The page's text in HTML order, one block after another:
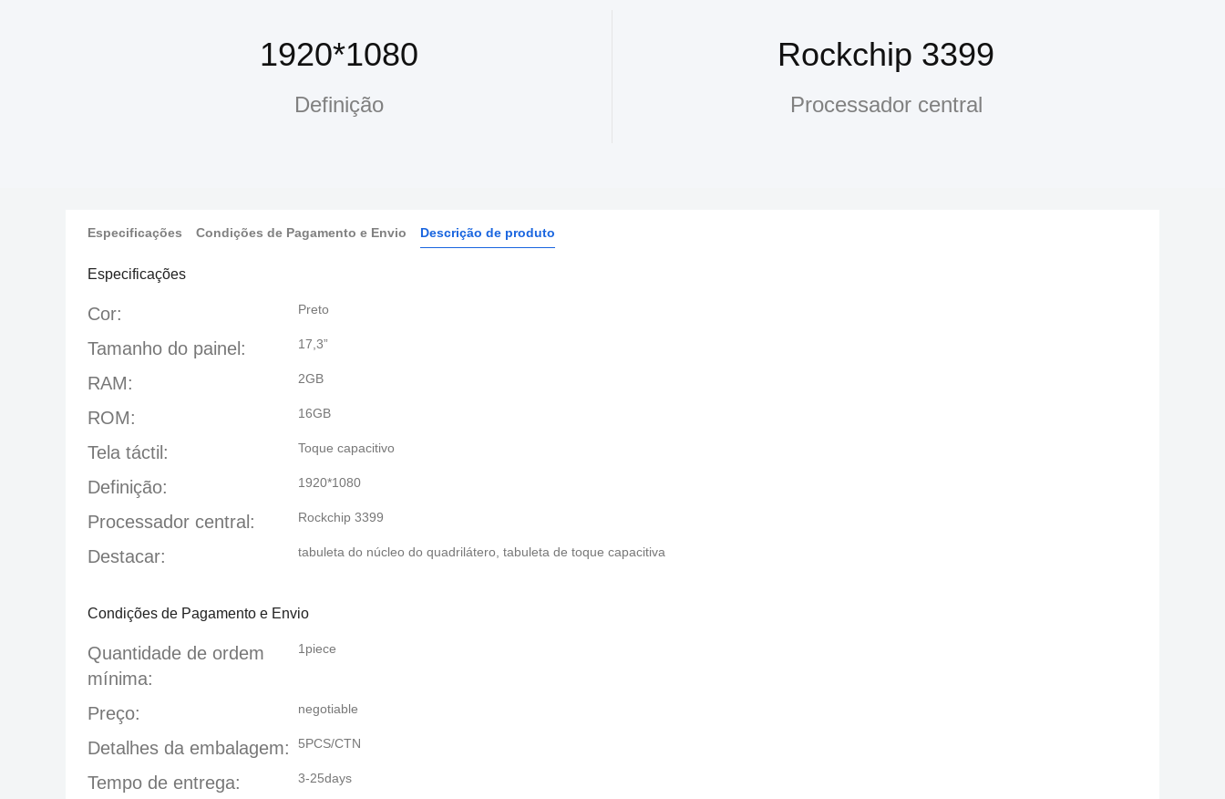
1920*1080
Definição
Rockchip 3399
Processador central
Especificações Condições de Pagamento e Envio Descrição de produto
Especificações
Cor: Preto
Tamanho do painel: 17,3”
RAM: 2GB
ROM: 16GB
Tela táctil: Toque capacitivo
Definição: 1920*1080
Processador central: Rockchip 3399
Destacar: tabuleta do núcleo do quadrilátero tabuleta de toque capacitiva
Condições de Pagamento e Envio
Quantidade de ordem
mínima:
1piece
Preço: negotiable
Detalhes da embalagem: 5PCS/CTN
Tempo de entrega: 3-25days